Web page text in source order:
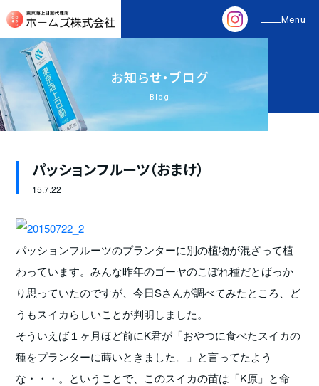
お知らせ・ブログ
Blog
パッションフルーツ（おまけ）
15.7.22
パッションフルーツのプランターに別の植物が混ざって植
わっています。みんな昨年のゴーヤのこぼれ種だとばっか
り思っていたのですが、今日Sさんが調べてみたところ、ど
うもスイカらしいことが判明しました。
そういえば１ヶ月ほど前にK君が「おやつに食べたスイカの
種をプランターに蒔いときました。」と言ってたよう
な・・・。ということで、このスイカの苗は「K原」と命